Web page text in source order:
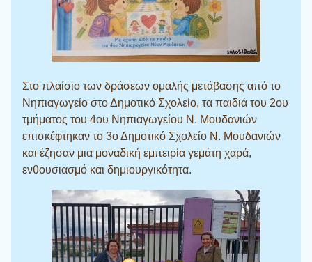
Στο πλαίσιο των δράσεων ομαλής μετάβασης από το
Νηπιαγωγείο στο Δημοτικό Σχολείο, τα παιδιά του 2ου
τμήματος του 4ου Νηπιαγωγείου Ν. Μουδανιών
επισκέφτηκαν το 3ο Δημοτικό Σχολείο Ν. Μουδανιών
και έζησαν μια μοναδική εμπειρία γεμάτη χαρά,
ενθουσιασμό και δημιουργικότητα.